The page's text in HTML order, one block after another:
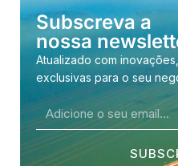
Subscreva a
nossa
Atualizado com
exclusivas para o seu